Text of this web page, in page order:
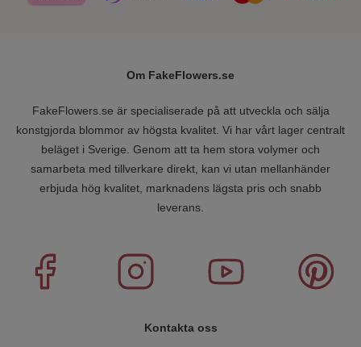
Om FakeFlowers.se
FakeFlowers.se är specialiserade på att utveckla och sälja
konstgjorda blommor av högsta kvalitet. Vi har vårt lager centralt
beläget i Sverige. Genom att ta hem stora volymer och
samarbeta med tillverkare direkt, kan vi utan mellanhänder
erbjuda hög kvalitet, marknadens lägsta pris och snabb
leverans.
Kontakta oss